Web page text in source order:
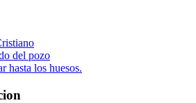
del pozo
hasta los huesos.